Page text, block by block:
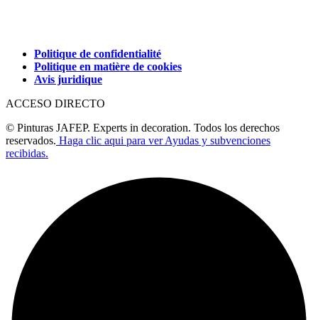
Politique de confidentialité
Politique en matière de cookies
Avis juridique
ACCESO DIRECTO
© Pinturas JAFEP. Experts in decoration. Todos los derechos
reservados. Haga clic aqui para ver Ayudas y subvenciones
recibidas.